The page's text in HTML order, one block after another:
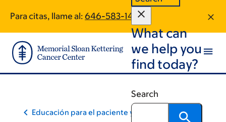
main
content
footer
Para citas, llame al: 646-583-1468
What can
we help you
find today?
Search
Educación para el paciente y la comunidad